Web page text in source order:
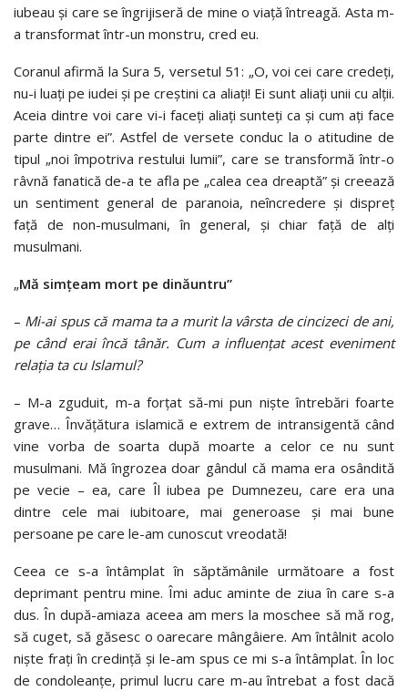
iubeau și care se îngrijiseră de mine o viață întreagă. Asta m-
a transformat într-un monstru, cred eu.
Coranul afirmă la Sura 5, versetul 51: „O, voi cei care credeți,
nu-i luați pe iudei și pe creștini ca aliați! Ei sunt aliați unii cu alții.
Aceia dintre voi care vi-i faceți aliați sunteți ca și cum ați face
parte dintre ei”. Astfel de versete conduc la o atitudine de
tipul „noi împotriva restului lumii”, care se transformă într-o
râvnă fanatică de-a te afla pe „calea cea dreaptă” și creează
un sentiment general de paranoia, neîncredere și dispreț
față de non-musulmani, în general, și chiar față de alți
musulmani.
„Mă simțeam mort pe dinăuntru”
– Mi-ai spus că mama ta a murit la vârsta de cincizeci de ani,
pe când erai încă tânăr. Cum a influențat acest eveniment
relația ta cu Islamul?
– M-a zguduit, m-a forțat să-mi pun niște întrebări foarte
grave… Învățătura islamică e extrem de intransigentă când
vine vorba de soarta după moarte a celor ce nu sunt
musulmani. Mă îngrozea doar gândul că mama era osândită
pe vecie – ea, care Îl iubea pe Dumnezeu, care era una
dintre cele mai iubitoare, mai generoase și mai bune
persoane pe care le-am cunoscut vreodată!
Ceea ce s-a întâmplat în săptămânile următoare a fost
deprimant pentru mine. Îmi aduc aminte de ziua în care s-a
dus. În după-amiaza aceea am mers la moschee să mă rog,
să cuget, să găsesc o oarecare mângâiere. Am întâlnit acolo
niște frați în credință și le-am spus ce mi s-a întâmplat. În loc
de condoleanțe, primul lucru care m-au întrebat a fost dacă